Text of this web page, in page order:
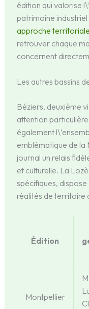
édition qui valorise
patrimoine
approche
retrouver chaque
concernent
Les autres bassins
Béziers, deuxième
attention
également
emblématique de la
journal un relais
et culturelle. La
spécifiques, dispose
réalités de territoire
Édition
Montpellier